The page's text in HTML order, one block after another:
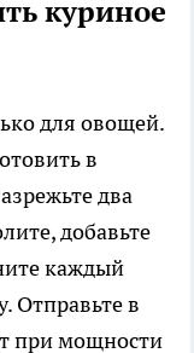
куриное
для овощей.
в
два
добавьте
каждый
Отправьте в
при мощности